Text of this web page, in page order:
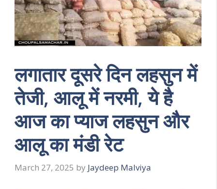
लगातार दूसरे दिन लहसुन में
तेजी, आलू में नरमी, ये है
आज का प्याज लहसुन और
आलू का मंडी रेट
March 27, 2025 by Jaydeep Malviya